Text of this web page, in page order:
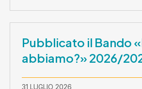
Pubblicato il Bando
abbiamo?» 2026/
31 LUGLIO 2026